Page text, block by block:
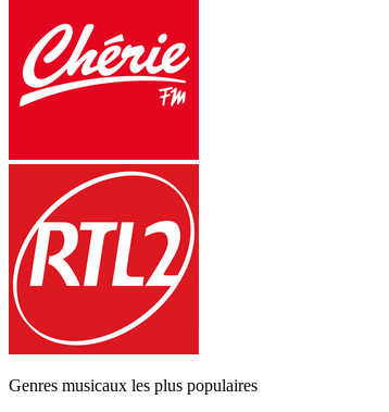
Genres musicaux les plus populaires